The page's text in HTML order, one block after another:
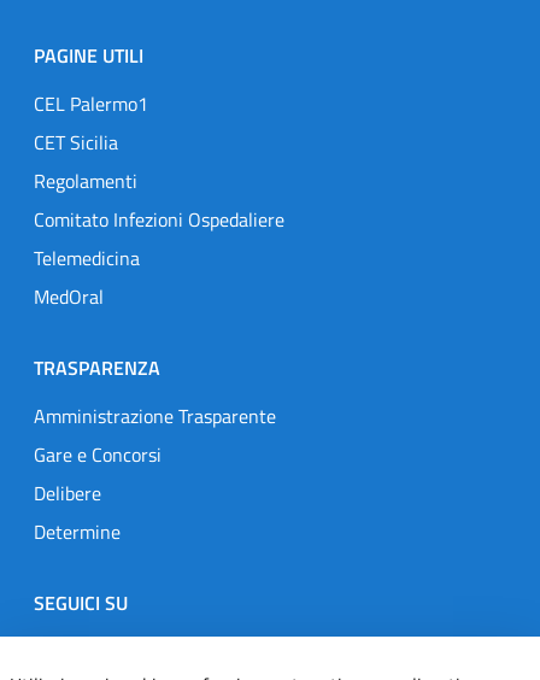
PAGINE UTILI
CEL Palermo1
CET Sicilia
Regolamenti
Comitato Infezioni Ospedaliere
Telemedicina
MedOral
TRASPARENZA
Amministrazione Trasparente
Gare e Concorsi
Delibere
Determine
SEGUICI SU
Designers Italia
TwitterInstagramYoutubeLinkedin